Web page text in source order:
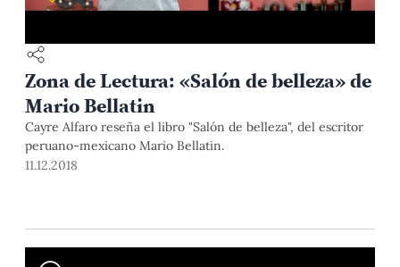
Zona de Lectura: «Salón de belleza» de
Mario Bellatin
Cayre Alfaro reseña el libro "Salón de belleza", del escritor
peruano-mexicano Mario Bellatin.
11.12.2018